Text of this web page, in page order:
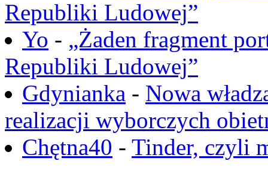
Republiki Ludowej”
Yo - „Żaden fragment
Republiki Ludowej”
Gdynianka - Nowa
realizacji wyborczych
Chętna40 - Tinder, czyli